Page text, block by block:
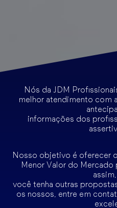
Nós da JDM
melhor atendimento com
informações dos
Nosso objetivo é oferecer
Menor Valor do Mercado
você tenha outras
os nossos, entre em